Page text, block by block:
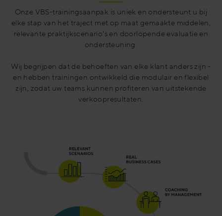
Onze VBS-trainingsaanpak is uniek en ondersteunt u bij
elke stap van het traject met op maat gemaakte middelen,
relevante praktijkscenario's en doorlopende evaluatie en
ondersteuning.
Wij begrijpen dat de behoeften van elke klant anders zijn -
en hebben trainingen ontwikkeld die modulair en flexibel
zijn, zodat uw teams kunnen profiteren van uitstekende
verkoopresultaten.